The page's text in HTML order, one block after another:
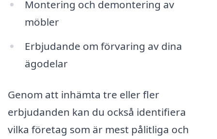
Montering och demontering av
möbler
Erbjudande om förvaring av dina
ägodelar
Genom att inhämta tre eller fler
erbjudanden kan du också identifiera
vilka företag som är mest pålitliga och